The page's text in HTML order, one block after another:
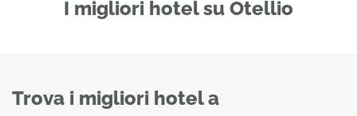
I migliori hotel su Otellio
Trova i migliori hotel a